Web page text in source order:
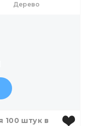
Дерево